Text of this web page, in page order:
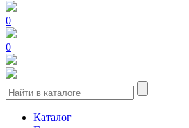
0
0
Каталог